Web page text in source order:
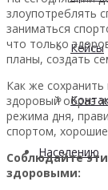
Кейсы
Населению
злоупотреблять
заниматься
что только
планы, создать
Как же
здоровый образ
режима дня,
спортом,
Соблюдайте
здоровыми: